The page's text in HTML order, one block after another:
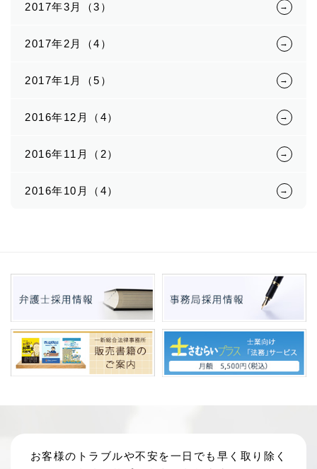
2017年3月（3）
2017年2月（4）
2017年1月（5）
2016年12月（4）
2016年11月（2）
2016年10月（4）
お客様のトラブルや不安を一日でも早く取り除く